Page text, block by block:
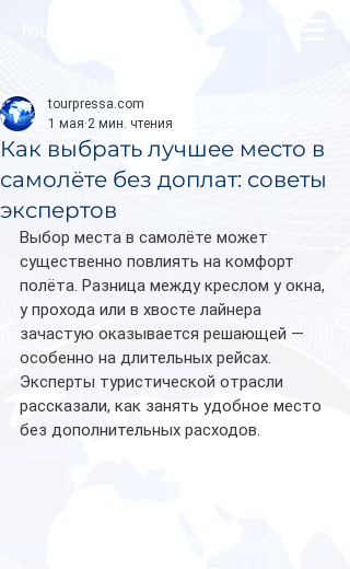
Как выбрать лучшее место в
самолёте без доплат: советы
экспертов
tourpressa.com
1 мая 2 мин. чтения
Выбор места в самолёте может
существенно повлиять на комфорт
полёта. Разница между креслом у окна,
у прохода или в хвосте лайнера
зачастую оказывается решающей —
особенно на длительных рейсах.
Эксперты туристической отрасли
рассказали, как занять удобное место
без дополнительных расходов.